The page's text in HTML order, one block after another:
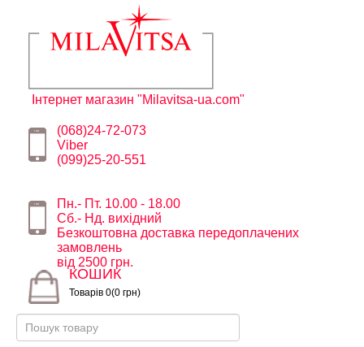
Інтернет магазин "Milavitsa-ua.com"
(068)24-72-073
Viber
(099)25-20-551
Пн.- Пт. 10.00 - 18.00
Сб.- Нд. вихідний
Безкоштовна доставка передоплачених
замовлень
від 2500 грн.
КОШИК
Товарів 0(0 грн)